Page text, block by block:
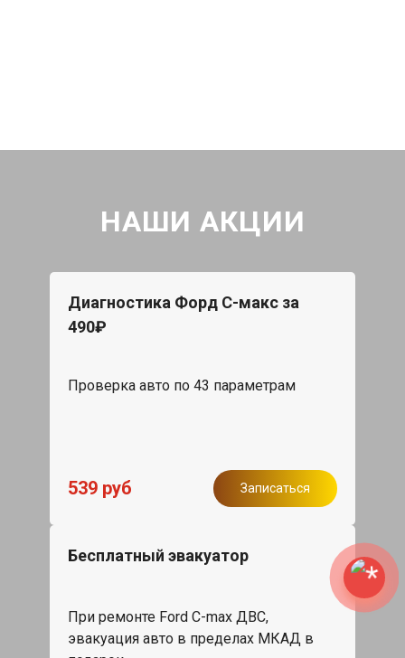
НАШИ АКЦИИ
Диагностика Форд С-макс за
490₽
Проверка авто по 43 параметрам
539 руб Записаться
Бесплатный эвакуатор
При ремонте Ford C-max ДВС,
эвакуация авто в пределах МКАД в